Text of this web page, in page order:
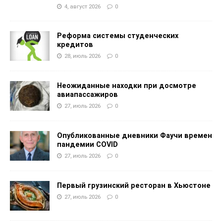
4, август 2026 0
Реформа системы студенческих
кредитов
28, июль 2026 0
Неожиданные находки при досмотре
авиапассажиров
27, июль 2026 0
Опубликованные дневники Фаучи времен
пандемии COVID
27, июль 2026 0
Первый грузинский ресторан в Хьюстоне
27, июль 2026 0